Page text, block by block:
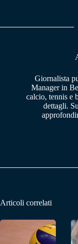
pp m
Giornalista
Manager in
calcio, tennis e
dettagli.
Articoli correlati